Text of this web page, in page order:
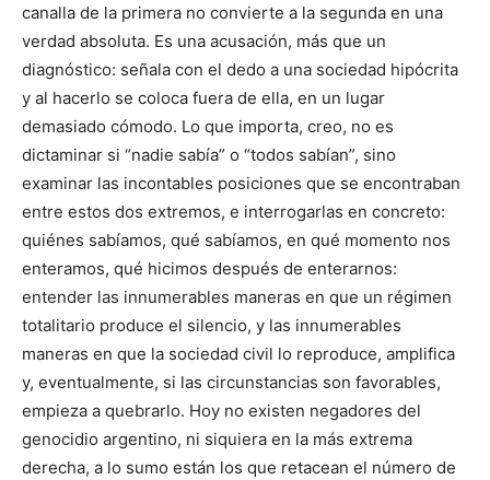
canalla de la primera no convierte a la segunda en una
verdad absoluta. Es una acusación, más que un
diagnóstico: señala con el dedo a una sociedad hipócrita
y al hacerlo se coloca fuera de ella, en un lugar
demasiado cómodo. Lo que importa, creo, no es
dictaminar si “nadie sabía” o “todos sabían”, sino
examinar las incontables posiciones que se encontraban
entre estos dos extremos, e interrogarlas en concreto:
quiénes sabíamos, qué sabíamos, en qué momento nos
enteramos, qué hicimos después de enterarnos:
entender las innumerables maneras en que un régimen
totalitario produce el silencio, y las innumerables
maneras en que la sociedad civil lo reproduce, amplifica
y, eventualmente, si las circunstancias son favorables,
empieza a quebrarlo. Hoy no existen negadores del
genocidio argentino, ni siquiera en la más extrema
derecha, a lo sumo están los que retacean el número de